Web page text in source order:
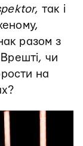
, так і
разом з
чи
на